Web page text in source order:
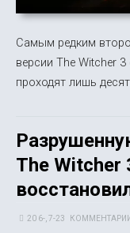
Самым редким
версии The Witcher
проходят лишь
The Witcher
20 6-, 7-23